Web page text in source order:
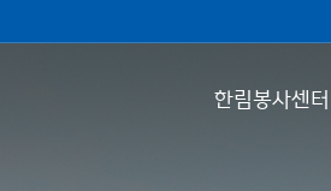
한림봉사센터